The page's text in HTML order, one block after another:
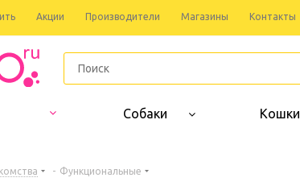
Акции Производители Магазины Контакты
Собаки Кошки
- Функциональные